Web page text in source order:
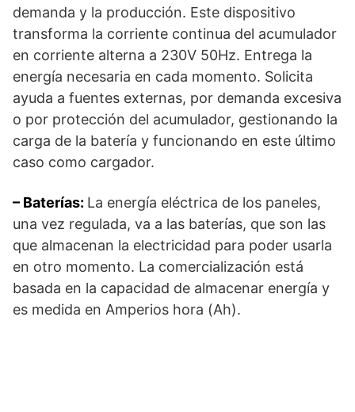
demanda y la producción. Este dispositivo
transforma la corriente continua del acumulador
en corriente alterna a 230V 50Hz. Entrega la
energía necesaria en cada momento. Solicita
ayuda a fuentes externas, por demanda excesiva
o por protección del acumulador, gestionando la
carga de la batería y funcionando en este último
caso como cargador.
– Baterías: La energía eléctrica de los paneles,
una vez regulada, va a las baterías, que son las
que almacenan la electricidad para poder usarla
en otro momento. La comercialización está
basada en la capacidad de almacenar energía y
es medida en Amperios hora (Ah).